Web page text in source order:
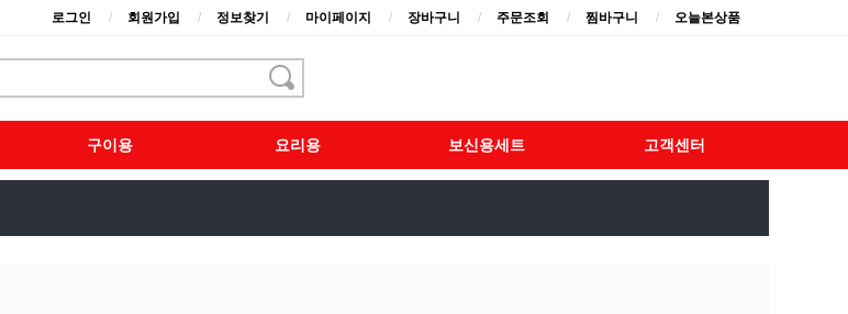
로그인 회원가입 정보찾기 마이페이지 장바구니 주문조회 찜바구니 오늘본상품
구이용 요리용 보신용세트 고객센터